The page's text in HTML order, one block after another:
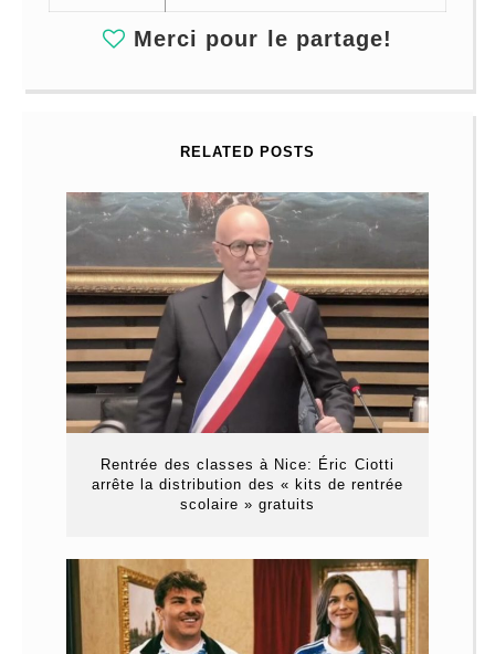
Merci pour le partage!
RELATED POSTS
Rentrée des classes à Nice: Éric Ciotti
arrête la distribution des « kits de rentrée
scolaire » gratuits